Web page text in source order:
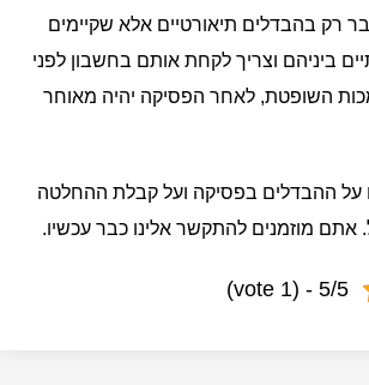
רק בהבדלים תיאורטיים אלא שקיימים
ביניהם וצריך לקחת אותם בחשבון לפני
השופטת, לאחר הפסיקה יהיה מאוחר
על ההבדלים בפסיקה ועל קבלת ההחלטה
אתם מוזמנים להתקשר אלינו כבר עכשיו.
5/5 - (1 vote)